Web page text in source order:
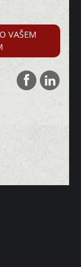
VAŠEM